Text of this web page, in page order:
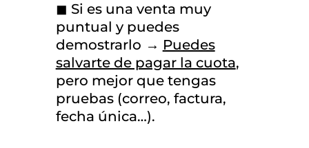
◼ Si es una venta muy
puntual y puedes
demostrarlo → Puedes
salvarte de pagar la cuota,
pero mejor que tengas
pruebas (correo, factura,
fecha única…).